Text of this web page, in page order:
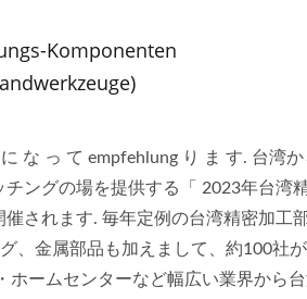
Komponenten
な っ て empfehlung り ま す. 台湾か
ングの場を提供する「 2023年台湾精
されます. 毎年定例の台湾精密加工
、金属部品も加えまして、約100社
ホームセンターなど幅広い業界から